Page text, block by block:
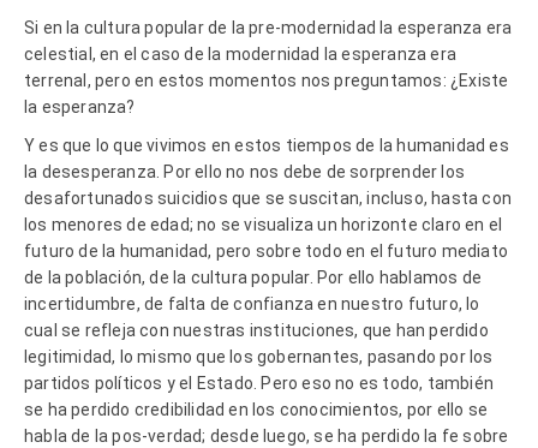
Si en la cultura popular de la pre-modernidad la esperanza era
celestial, en el caso de la modernidad la esperanza era
terrenal, pero en estos momentos nos preguntamos: ¿Existe
la esperanza?
Y es que lo que vivimos en estos tiempos de la humanidad es
la desesperanza. Por ello no nos debe de sorprender los
desafortunados suicidios que se suscitan, incluso, hasta con
los menores de edad; no se visualiza un horizonte claro en el
futuro de la humanidad, pero sobre todo en el futuro mediato
de la población, de la cultura popular. Por ello hablamos de
incertidumbre, de falta de confianza en nuestro futuro, lo
cual se refleja con nuestras instituciones, que han perdido
legitimidad, lo mismo que los gobernantes, pasando por los
partidos políticos y el Estado. Pero eso no es todo, también
se ha perdido credibilidad en los conocimientos, por ello se
habla de la pos-verdad; desde luego, se ha perdido la fe sobre